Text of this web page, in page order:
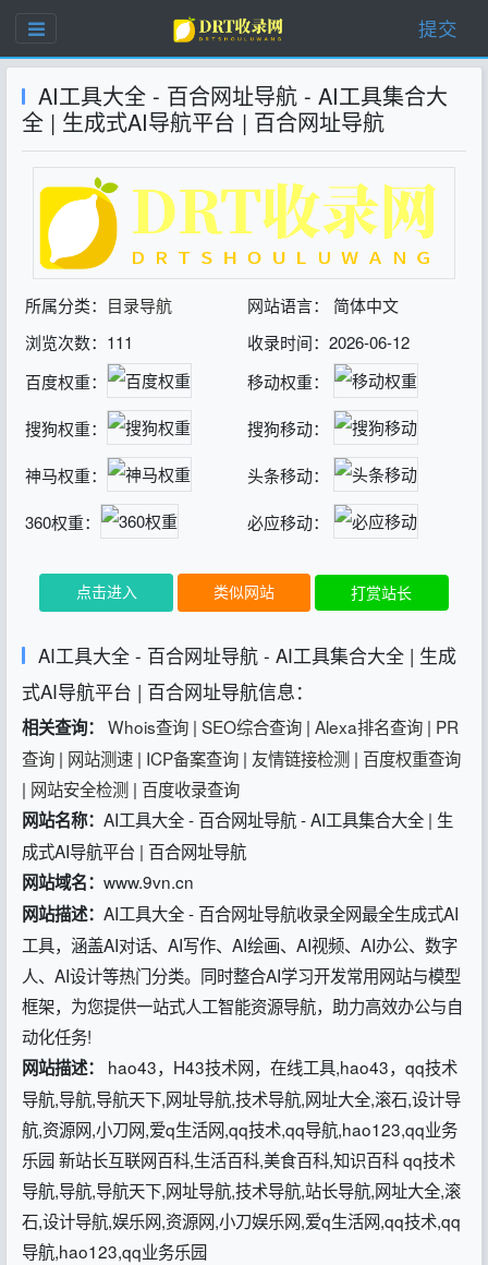
提交
AI工具大全 - 百合网址导航 - AI工具集合大
全 | 生成式AI导航平台 | 百合网址导航
所属分类： 目录导航
网站语言： 简体中文
浏览次数：111
收录时间：2026-06-12
百度权重：
移动权重：
搜狗权重： 搜狗移动：
神马权重： 头条移动：
360权重： 必应移动：
点击进入 类似网站 打赏站长
AI工具大全 - 百合网址导航 - AI工具集合大全 | 生成
式AI导航平台 | 百合网址导航信息：
相关查询： Whois查询 | SEO综合查询 | Alexa排名查询 | PR
查询 | 网站测速 | ICP备案查询 | 友情链接检测 | 百度权重查询
| 网站安全检测 | 百度收录查询
网站名称： AI工具大全 - 百合网址导航 - AI工具集合大全 | 生
成式AI导航平台 | 百合网址导航
网站域名： www.9vn.cn
网站描述： AI工具大全 - 百合网址导航收录全网最全生成式AI
工具，涵盖AI对话、AI写作、AI绘画、AI视频、AI办公、数字
人、AI设计等热门分类。同时整合AI学习开发常用网站与模型
框架，为您提供一站式人工智能资源导航，助力高效办公与自
动化任务!
网站描述：
hao43，H43技术网，在线工具,hao43，qq技术
导航,导航,导航天下,网址导航,技术导航,网址大全,滚石,设计导
航,资源网,小刀网,爱q生活网,qq技术,qq导航,hao123,qq业务
乐园 新站长互联网百科,生活百科,美食百科,知识百科 qq技术
导航,导航,导航天下,网址导航,技术导航,站长导航,网址大全,滚
石,设计导航,娱乐网,资源网,小刀娱乐网,爱q生活网,qq技术,qq
导航,hao123,qq业务乐园